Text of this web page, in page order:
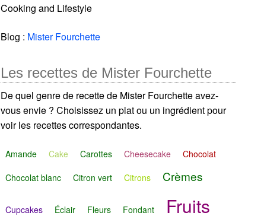
Cooking and Lifestyle
Blog : Mister Fourchette
Les recettes de Mister Fourchette
De quel genre de recette de Mister Fourchette avez-
vous envie ? Choisissez un plat ou un ingrédient pour
voir les recettes correspondantes.
Amande Cake Carottes Cheesecake
Chocolat
Chocolat blanc
Citron vert Citrons Crèmes
Cupcakes Éclair Fleurs Fondant Fruits